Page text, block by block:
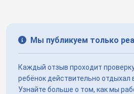
Мы публикуем только
Каждый отзыв проходит
ребёнок действительно отдыхал
Узнайте больше о том, как мы